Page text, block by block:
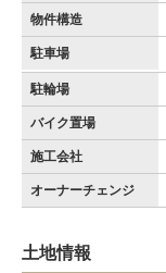
物件構造
駐車場
駐輪場
バイク置場
施工会社
オーナーチェンジ
土地情報